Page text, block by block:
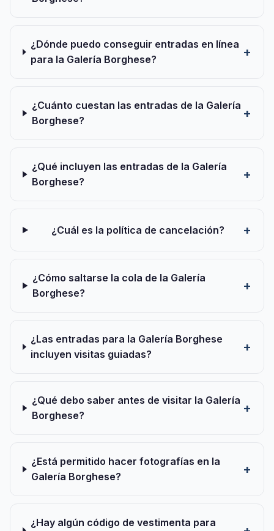
¿Dónde puedo conseguir entradas en línea
para la Galería Borghese?
¿Cuánto cuestan las entradas de la Galería
Borghese?
¿Qué incluyen las entradas de la Galería
Borghese?
¿Cuál es la política de cancelación?
¿Cómo saltarse la cola de la Galería
Borghese?
¿Las entradas para la Galería Borghese
incluyen visitas guiadas?
¿Qué debo saber antes de visitar la Galería
Borghese?
¿Está permitido hacer fotografías en la
Galería Borghese?
¿Hay algún código de vestimenta para